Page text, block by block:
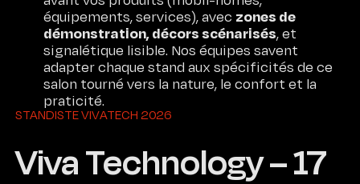
équipements, services), avec zones de
démonstration, décors scénarisés, et
signalétique lisible. Nos équipes savent
adapter chaque stand aux spécificités de ce
salon tourné vers la nature, le confort et la
praticité.
Viva Technology – 17
STANDISTE VIVATECH 2026